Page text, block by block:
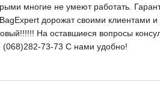
многие не умеют работать.
дорожат своими клиентами
На оставшиеся вопросы
(068)282-73-73 С нами удобно!